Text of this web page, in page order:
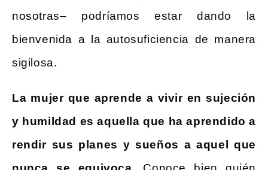
nosotras– podríamos estar dando la
bienvenida a la autosuficiencia de manera
sigilosa.
La mujer que aprende a vivir en sujeción
y humildad es aquella que ha aprendido a
rendir sus planes y sueños a aquel que